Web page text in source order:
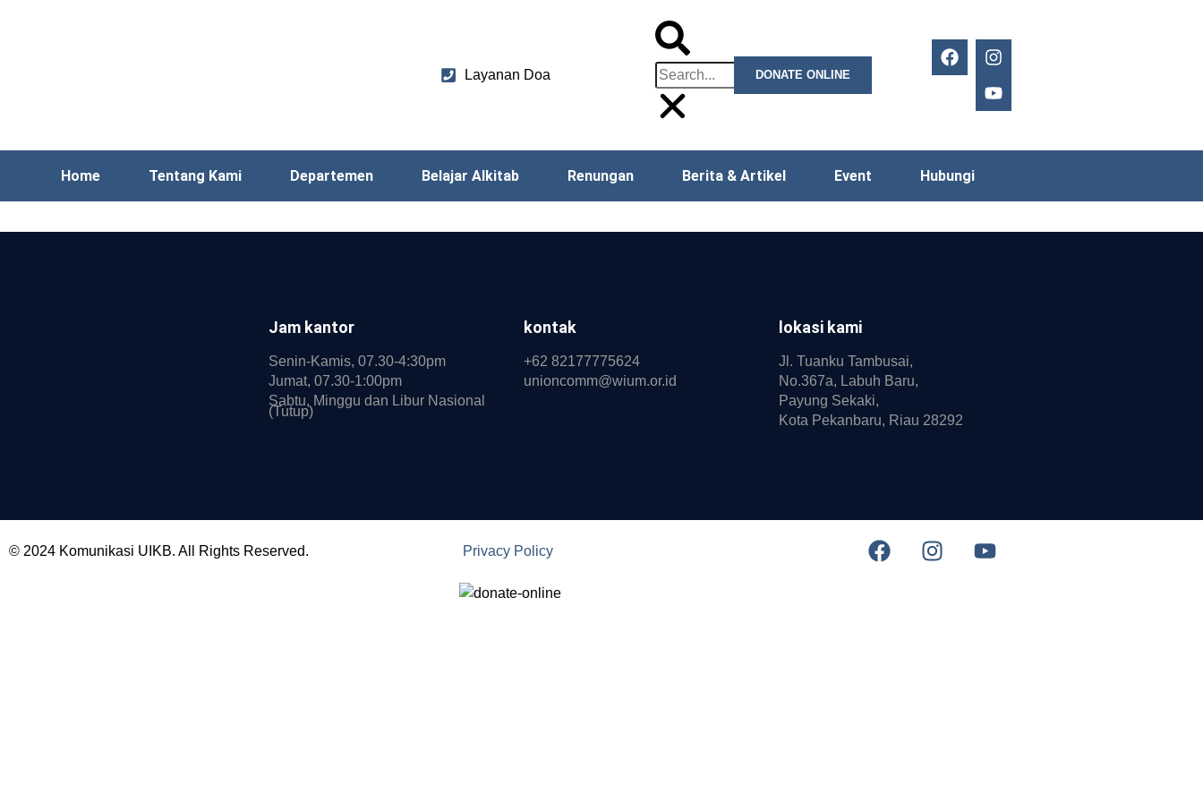
Layanan Doa DONATE ONLINE
Home Tentang Kami Departemen Belajar Alkitab Renungan Berita & Artikel Event Hubungi
Jam kantor
Senin-Kamis, 07.30-4:30pm
Jumat, 07.30-1:00pm
Sabtu, Minggu dan Libur Nasional
(Tutup)
kontak
+62 82177775624
unioncomm@wium.or.id
lokasi kami
Jl. Tuanku Tambusai,
No.367a, Labuh Baru,
Payung Sekaki,
Kota Pekanbaru, Riau 28292
© 2024 Komunikasi UIKB. All Rights Reserved. Privacy Policy